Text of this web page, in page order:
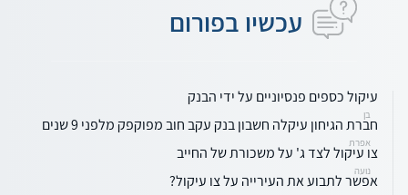
עכשיו בפורום
עיקול כספים פנסיוניים על ידי הבנק
בן
חברת הגיחון עיקלה חשבון בנק עקב חוב מפוקפק מלפני 9 שנים
אפרת
צו עיקול לצד ג' על משכורת של החייב
נועה
אפשר לתבוע את העירייה על צו עיקול?